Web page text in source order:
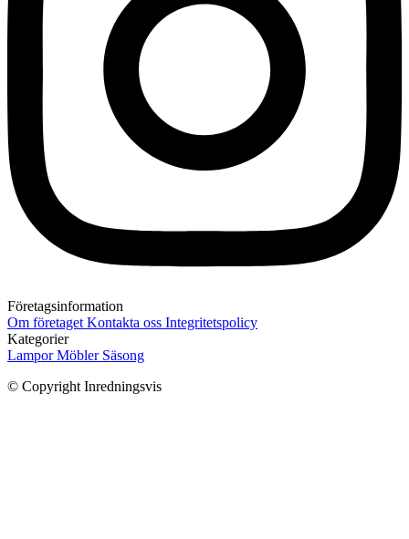
Företagsinformation
Om företaget Kontakta oss Integritetspolicy
Kategorier
LamporMöbler Säsong
© Copyright Inredningsvis